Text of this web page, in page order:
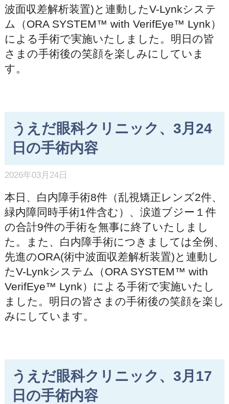
波面収差解析装置)と連動したV-Lynkシステ
ム（ORA SYSTEM™ with VerifEye™ Lynk）
による手術で実施いたしました。明日の皆
さまの手術後の笑顔を楽しみにしていま
す。
うえだ眼科クリニック、3月24
日の手術内容
2026年03月24日
本日、白内障手術8件（乱視矯正レンズ2件、
緑内障同時手術1件含む）、涙道ブジー１件
の合計9件の手術を無事に終了いたしまし
た。また、白内障手術につきましては全例、
先進のORA(術中波面収差解析装置)と連動し
たV-Lynkシステム（ORA SYSTEM™ with
VerifEye™ Lynk）による手術で実施いたし
ました。明日の皆さまの手術後の笑顔を楽し
みにしています。
うえだ眼科クリニック、3月17
日の手術内容